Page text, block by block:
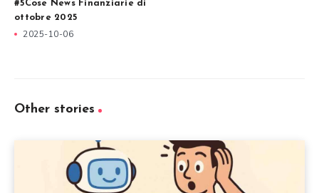
#5Cose News Finanziarie di
ottobre 2025
2025-10-06
Other stories